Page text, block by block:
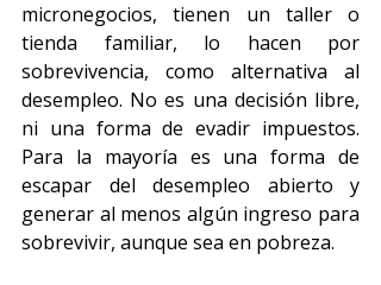
micronegocios, tienen un taller o
tienda familiar, lo hacen por
sobrevivencia, como alternativa al
desempleo. No es una decisión libre,
ni una forma de evadir impuestos.
Para la mayoría es una forma de
escapar del desempleo abierto y
generar al menos algún ingreso para
sobrevivir, aunque sea en pobreza.